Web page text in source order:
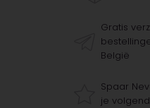
Gratis
België
Spaar
je